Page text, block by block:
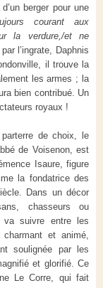
berger pour une
courant aux
la verdure,/et ne
l’ingrate, Daphnis
il trouve la
les armes ; la
bien contribué. Un
royaux !
de choix, le
de Voisenon, est
Isaure, figure
la fondatrice des
Dans un décor
chasseurs ou
va suivre entre les
et animé,
soulignée par les
et glorifié. Ce
Le Corre, qui fait